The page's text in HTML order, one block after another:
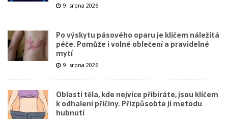
9. srpna 2026
Po výskytu pásového oparu je klíčem náležitá
péče. Pomůže i volné oblečení a pravidelné
mytí
9. srpna 2026
Oblasti těla, kde nejvíce přibíráte, jsou klíčem
k odhalení příčiny. Přizpůsobte jí metodu
hubnutí